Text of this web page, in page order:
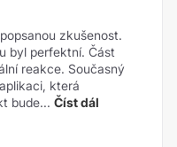
zkušenost.
byl perfektní. Část
reakce. Současný
která
bude... Číst dál